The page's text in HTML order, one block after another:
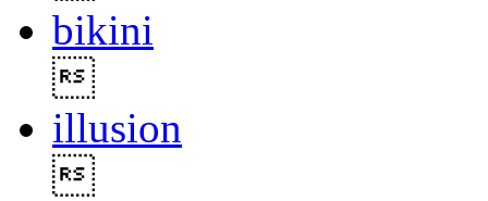
bikini
illusion